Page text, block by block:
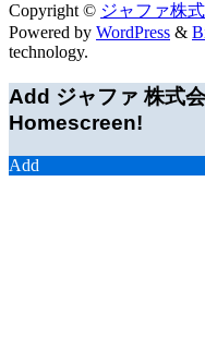
Copyright © ジャファ株
Powered by WordPress &
technology.
Add ジャファ 株式
Homescreen!
Add